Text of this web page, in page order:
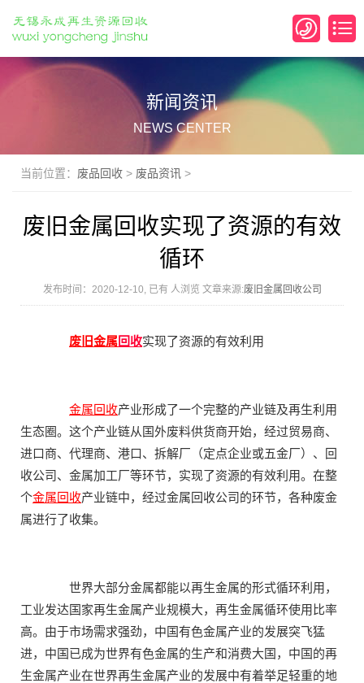
新闻资讯
NEWS CENTER
当前位置： 废品回收 > 废品资讯 >
废旧金属回收实现了资源的有效
循环
发布时间：2020-12-10, 已有 人浏览 文章来源:废旧金属回收公司
废旧金属回收实现了资源的有效利用
金属回收产业形成了一个完整的产业链及再生利用
生态圈。这个产业链从国外废料供货商开始，经过贸易商、
进口商、代理商、港口、拆解厂（定点企业或五金厂）、回
收公司、金属加工厂等环节，实现了资源的有效利用。在整
个金属回收产业链中，经过金属回收公司的环节，各种废金
属进行了收集。
世界大部分金属都能以再生金属的形式循环利用，
工业发达国家再生金属产业规模大，再生金属循环使用比率
高。由于市场需求强劲，中国有色金属产业的发展突飞猛
进，中国已成为世界有色金属的生产和消费大国，中国的再
生金属产业在世界再生金属产业的发展中有着举足轻重的地